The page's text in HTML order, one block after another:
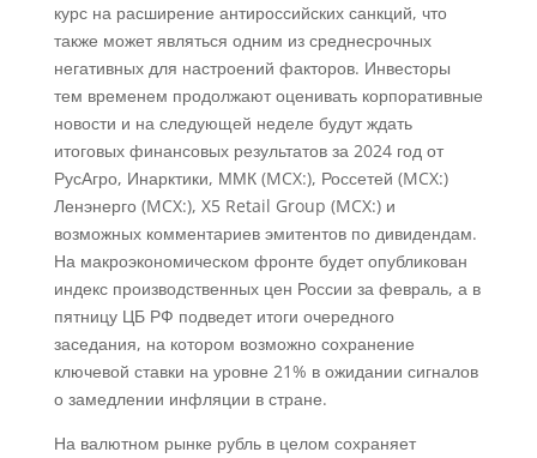
курс на расширение антироссийских санкций, что
также может являться одним из среднесрочных
негативных для настроений факторов. Инвесторы
тем временем продолжают оценивать корпоративные
новости и на следующей неделе будут ждать
итоговых финансовых результатов за 2024 год от
РусАгро, Инарктики, ММК (MCX:), Россетей (MCX:)
Ленэнерго (MCX:), X5 Retail Group (MCX:) и
возможных комментариев эмитентов по дивидендам.
На макроэкономическом фронте будет опубликован
индекс производственных цен России за февраль, а в
пятницу ЦБ РФ подведет итоги очередного
заседания, на котором возможно сохранение
ключевой ставки на уровне 21% в ожидании сигналов
о замедлении инфляции в стране.
На валютном рынке рубль в целом сохраняет